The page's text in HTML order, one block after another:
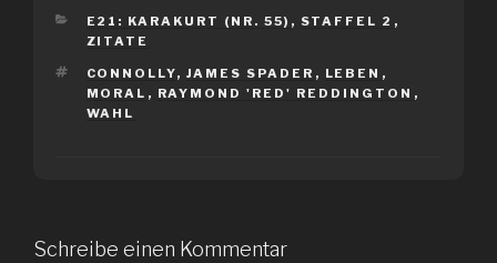
KATEGORIEN
E21: KARAKURT (NR. 55) , STAFFEL 2 ,
ZITATE
SCHLAGWÖRTER
CONNOLLY, JAMES SPADER , LEBEN ,
MORAL , RAYMOND 'RED' REDDINGTON ,
WAHL
Schreibe einen Kommentar